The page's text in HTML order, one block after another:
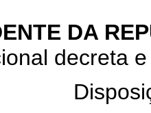
DA
decreta